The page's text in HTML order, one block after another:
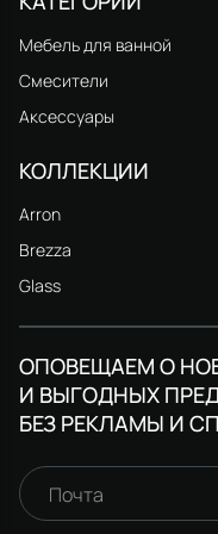
Мебель для ванной
Смесители
Аксессуары
КОЛЛЕКЦИИ
Arron
Brezza
Glass
ОПОВЕЩАЕМ О
И ВЫГОДНЫХ
БЕЗ РЕКЛАМЫ И
Почта